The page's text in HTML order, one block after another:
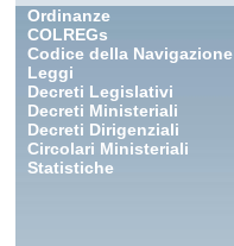
Ordinanze
COLREGs
Codice della Navigazione
Leggi
Decreti Legislativi
Decreti Ministeriali
Decreti Dirigenziali
Circolari Ministeriali
Statistiche